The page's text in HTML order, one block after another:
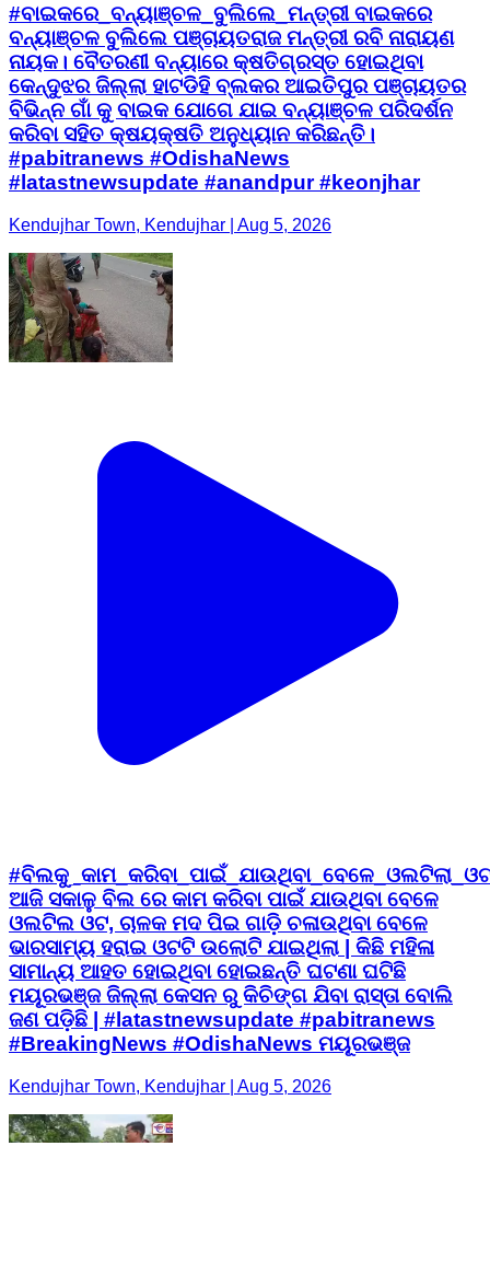
#ବାଇକରେ_ବନ୍ୟାଞ୍ଚଳ_ବୁଲିଲେ_ମନ୍ତ୍ରୀ ବାଇକରେ
ବନ୍ୟାଞ୍ଚଳ ବୁଲିଲେ ପଞ୍ଚାୟତରାଜ ମନ୍ତ୍ରୀ ରବି ନାରାୟଣ
ନାୟକ। ବୈତରଣୀ ବନ୍ୟାରେ କ୍ଷତିଗ୍ରସ୍ତ ହୋଇଥିବା
କେନ୍ଦୁଝର ଜିଲ୍ଲା ହାଟଡିହି ବ୍ଲକର ଆଇତିପୁର ପଞ୍ଚାୟତର
ବିଭିନ୍ନ ଗାଁ କୁ ବାଇକ ଯୋଗେ ଯାଇ ବନ୍ୟାଞ୍ଚଳ ପରିଦର୍ଶନ
କରିବା ସହିତ କ୍ଷୟକ୍ଷତି ଅନୁଧ୍ୟାନ କରିଛନ୍ତି।
#pabitranews #OdishaNews
#latastnewsupdate #anandpur #keonjhar
Kendujhar Town, Kendujhar | Aug 5, 2026
ଆଜି ସକାଳୁ ବିଲ ରେ କାମ କରିବା ପାଇଁ ଯାଉଥିବା ବେଳେ
ଓଲଟିଲ ଓଟ, ଚାଳକ ମଦ ପିଇ ଗାଡ଼ି ଚଳାଉଥିବା ବେଳେ
ଭାରସାମ୍ୟ ହରାଇ ଓଟଟି ଉଲୋଟି ଯାଇଥିଲା | କିଛି ମହିଳା
ସାମାନ୍ୟ ଆହତ ହୋଇଥିବା ହୋଇଛନ୍ତି ଘଟଣା ଘଟିଛି
ମୟୂରଭଞ୍ଜ ଜିଲ୍ଲା କେସନ ରୁ କିଚିଙ୍ଗ ଯିବା ରାସ୍ତା ବୋଲି
ଜଣ ପଡ଼ିଛି | #latastnewsupdate #pabitranews
#BreakingNews #OdishaNews ମୟୂରଭଞ୍ଜ
Kendujhar Town, Kendujhar | Aug 5, 2026